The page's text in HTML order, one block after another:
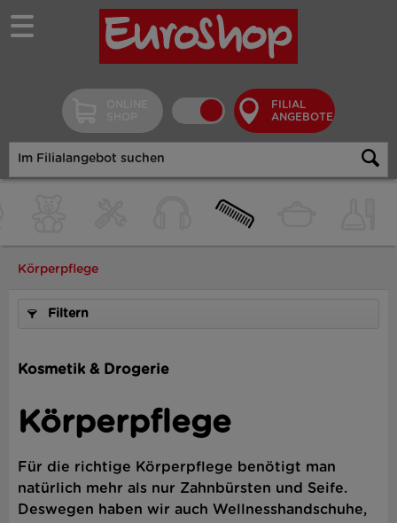
FILIAL
ANGEBOTE
Körperpflege
Filtern
Kosmetik & Drogerie
Körperpflege
Für die richtige Körperpflege benötigt man
natürlich mehr als nur Zahnbürsten und Seife.
Deswegen haben wir auch Wellnesshandschuhe,